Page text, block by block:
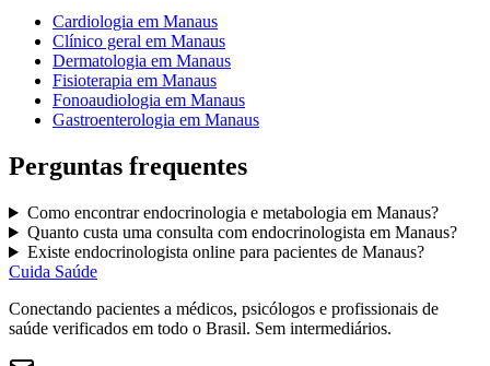
Cardiologia em Manaus
Clínico geral em Manaus
Dermatologia em Manaus
Fisioterapia em Manaus
Fonoaudiologia em Manaus
Gastroenterologia em Manaus
Perguntas frequentes
Como encontrarendocrinologia e metabologia em Manaus?
Quanto custa uma consulta com endocrinologista em Manaus?
Existe endocrinologista online para pacientes de Manaus?
Cuida Saúde
Conectando pacientes a médicos, psicólogos e profissionais de
saúde verificados em todo o Brasil. Sem intermediários.